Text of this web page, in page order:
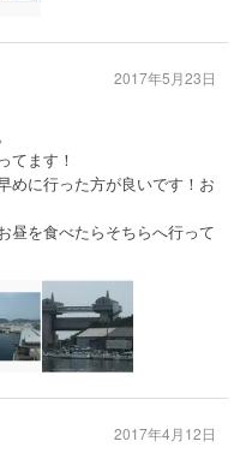
てます！
めに行った方が良いです！お
昼を食べたらそちらへ行って
2017年5月23日
2017年4月12日